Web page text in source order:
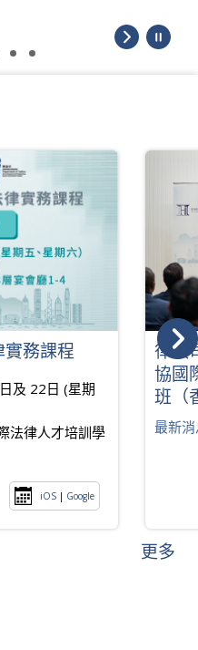
務課程
及 22日 (星期
法律人才培訓學
iOS | Google
律政
協國
班（
最新
更多